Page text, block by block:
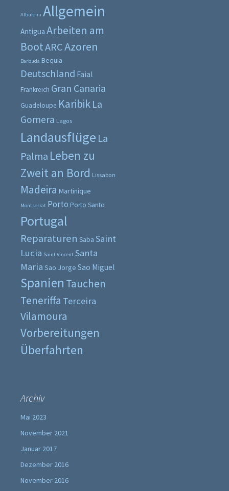
Albufeira Allgemein
Antigua Arbeiten am
BootARCAzoren
Barbuda Bequia
Deutschland Faial
Frankreich Gran Canaria
Guadeloupe Karibik La
Gomera Lagos
Landausflüge La
Palma Leben zu
Zweit an Bord Lissabon
Madeira Martinique
Montserrat Porto Porto Santo
Portugal
Reparaturen Saba Saint
Lucia Saint Vincent Santa
Maria Sao Jorge Sao Miguel
Spanien Tauchen
Teneriffa Terceira
Vilamoura
Vorbereitungen
Überfahrten
Archiv
Mai 2023
November 2021
Januar 2017
Dezember 2016
November 2016